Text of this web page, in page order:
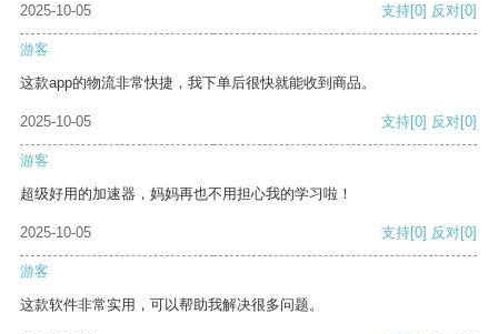
2025-10-05
支持[0] 反对[0]
游客
这款app的物流非常快捷，我下单后很快就能收到商品。
2025-10-05 支持[0] 反对[0]
游客
超级好用的加速器，妈妈再也不用担心我的学习啦！
2025-10-05 支持[0] 反对[0]
游客
这款软件非常实用，可以帮助我解决很多问题。